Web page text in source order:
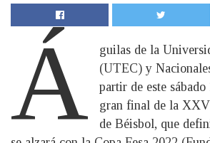
Á
guilas de la
(UTEC) y
partir de este
gran final de la
de Béisbol, que